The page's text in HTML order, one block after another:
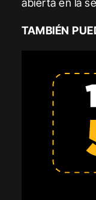
abierta en la
TAMBIÉN